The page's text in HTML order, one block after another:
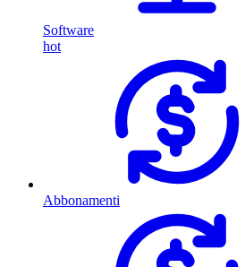
Software
hot
Abbonamenti